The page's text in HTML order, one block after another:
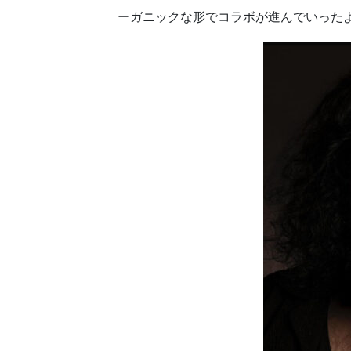
ーガニックな形でコラボが進んでいった